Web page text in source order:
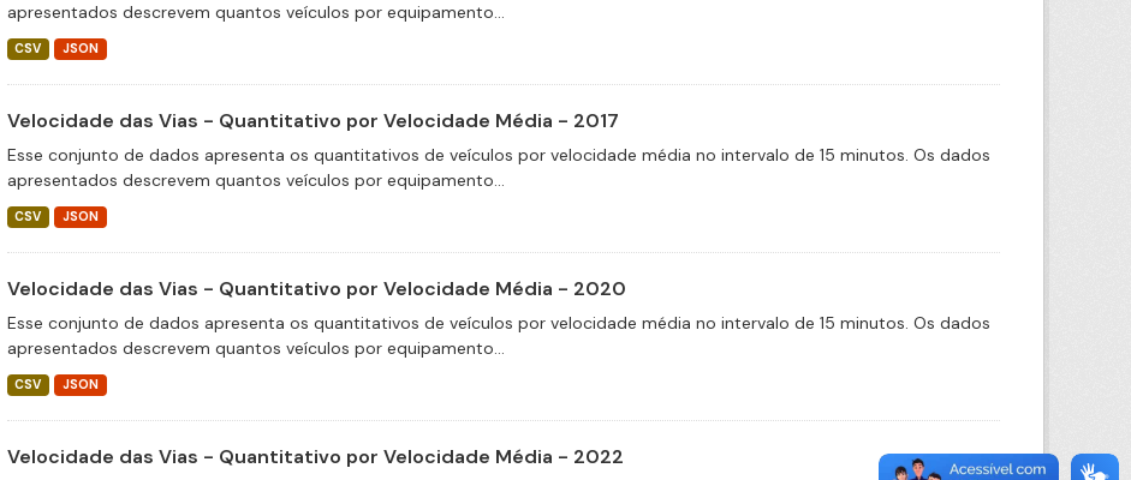
apresentados descrevem quantos veículos por equipamento...
CSV JSON
Velocidade das Vias - Quantitativo por Velocidade Média - 2017
Esse conjunto de dados apresenta os quantitativos de veículos por velocidade média no intervalo de 15 minutos. Os dados
apresentados descrevem quantos veículos por equipamento...
CSV JSON
Velocidade das Vias - Quantitativo por Velocidade Média - 2020
Esse conjunto de dados apresenta os quantitativos de veículos por velocidade média no intervalo de 15 minutos. Os dados
apresentados descrevem quantos veículos por equipamento...
CSV JSON
Velocidade das Vias - Quantitativo por Velocidade Média - 2022